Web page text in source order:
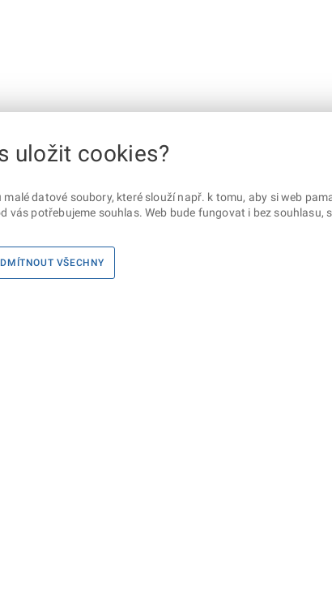
uložit cookies?
malé datové soubory, které slouží např. k tomu, aby si web
vás potřebujeme souhlas. Web bude fungovat i bez souhlasu,
VŠECHNY